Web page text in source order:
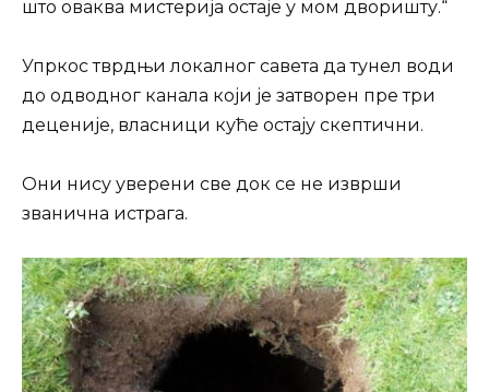
што оваква мистерија остаје у мом дворишту.“
Упркос тврдњи локалног савета да тунел води
до одводног канала који је затворен пре три
деценије, власници куће остају скептични.
Они нису уверени све док се не изврши
званична истрага.